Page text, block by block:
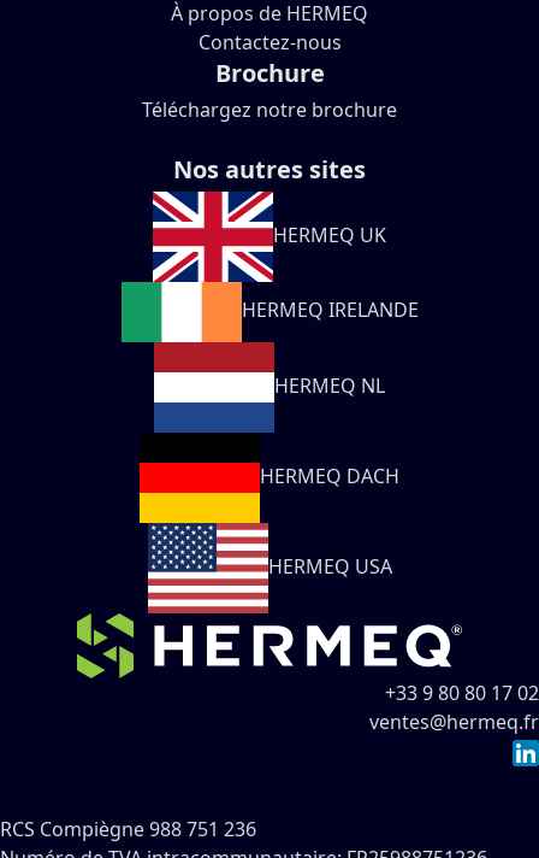
À propos de HERMEQ
Contactez-nous
Brochure
Téléchargez notre brochure
Nos autres sites
HERMEQ UK
HERMEQ IRELANDE
HERMEQ NL
HERMEQ DACH
HERMEQ USA
+33 9 80 80 17 02
ventes@hermeq.fr
RCS Compiègne 988 751 236